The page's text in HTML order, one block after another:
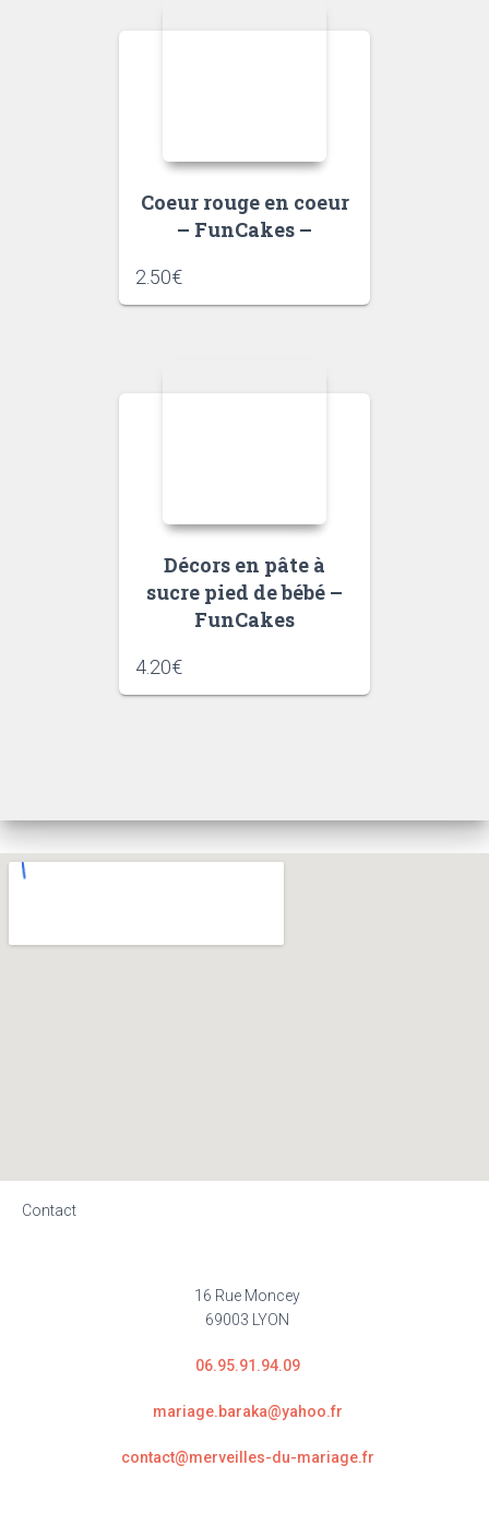
Coeur rouge en coeur
– FunCakes –
2.50€
Décors en pâte à
sucre pied de bébé –
FunCakes
4.20€
Contact
16 Rue Moncey
69003 LYON
06.95.91.94.09
mariage.baraka@yahoo.fr
contact@merveilles-du-mariage.fr